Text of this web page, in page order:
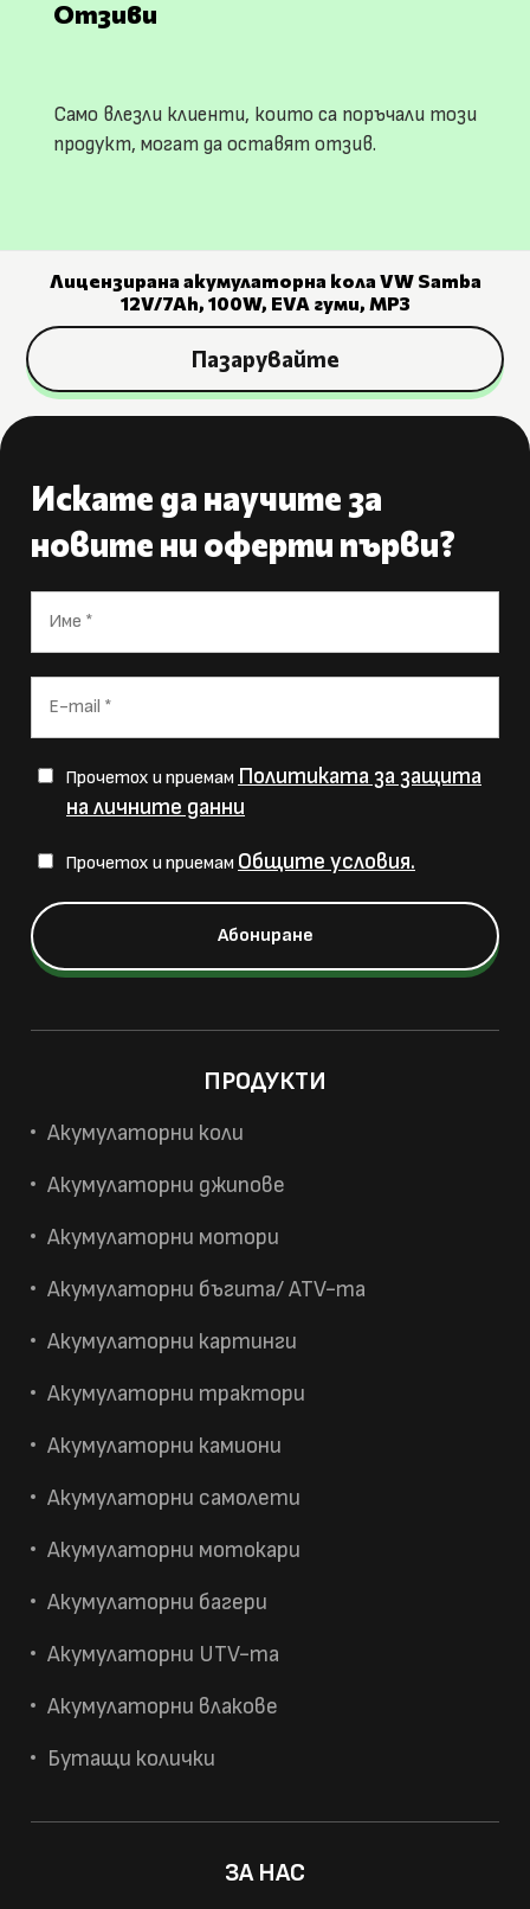
Отзиви
Само влезли клиенти, които са поръчали този
продукт, могат да оставят отзив.
Лицензирана акумулаторна кола VW Samba
12V/7Ah, 100W, EVA гуми, MP3
Пазарувайте
Искате да научите за
новите ни оферти първи?
Прочетох и приемам Политиката за защита
на личните данни
Прочетох и приемам Общите условия.
ПРОДУКТИ
Акумулаторни коли
Акумулаторни джипове
Акумулаторни мотори
Акумулаторни бъгита/ ATV-та
Акумулаторни картинги
Акумулаторни трактори
Акумулаторни камиони
Акумулаторни самолети
Акумулаторни мотокари
Акумулаторни багери
Акумулаторни UTV-та
Акумулаторни влакове
Бутащи колички
ЗА НАС